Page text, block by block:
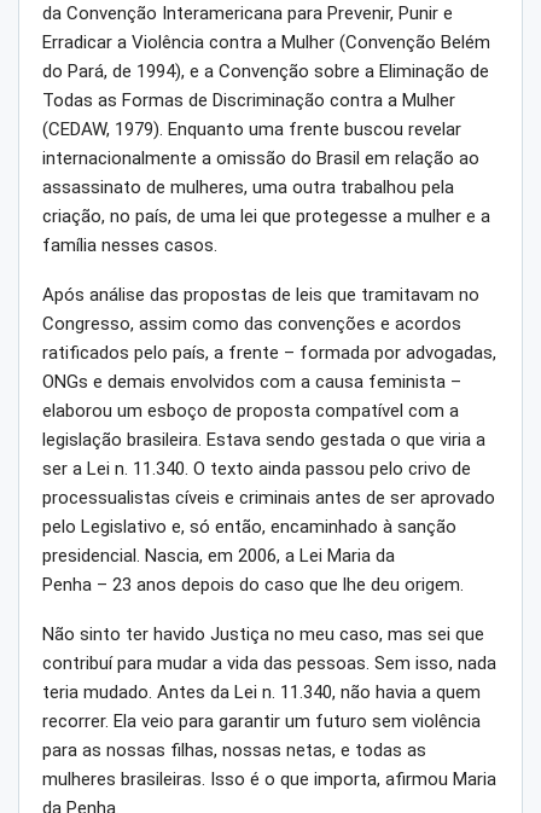
da Convenção Interamericana para Prevenir, Punir e
Erradicar a Violência contra a Mulher (Convenção Belém
do Pará, de 1994), e a Convenção sobre a Eliminação de
Todas as Formas de Discriminação contra a Mulher
(CEDAW, 1979). Enquanto uma frente buscou revelar
internacionalmente a omissão do Brasil em relação ao
assassinato de mulheres, uma outra trabalhou pela
criação, no país, de uma lei que protegesse a mulher e a
família nesses casos.
Após análise das propostas de leis que tramitavam no
Congresso, assim como das convenções e acordos
ratificados pelo país, a frente – formada por advogadas,
ONGs e demais envolvidos com a causa feminista –
elaborou um esboço de proposta compatível com a
legislação brasileira. Estava sendo gestada o que viria a
ser a Lei n. 11.340. O texto ainda passou pelo crivo de
processualistas cíveis e criminais antes de ser aprovado
pelo Legislativo e, só então, encaminhado à sanção
presidencial. Nascia, em 2006, a Lei Maria da
Penha – 23 anos depois do caso que lhe deu origem.
Não sinto ter havido Justiça no meu caso, mas sei que
contribuí para mudar a vida das pessoas. Sem isso, nada
teria mudado. Antes da Lei n. 11.340, não havia a quem
recorrer. Ela veio para garantir um futuro sem violência
para as nossas filhas, nossas netas, e todas as
mulheres brasileiras. Isso é o que importa, afirmou Maria
da Penha.